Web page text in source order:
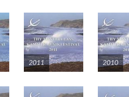
2011 2010